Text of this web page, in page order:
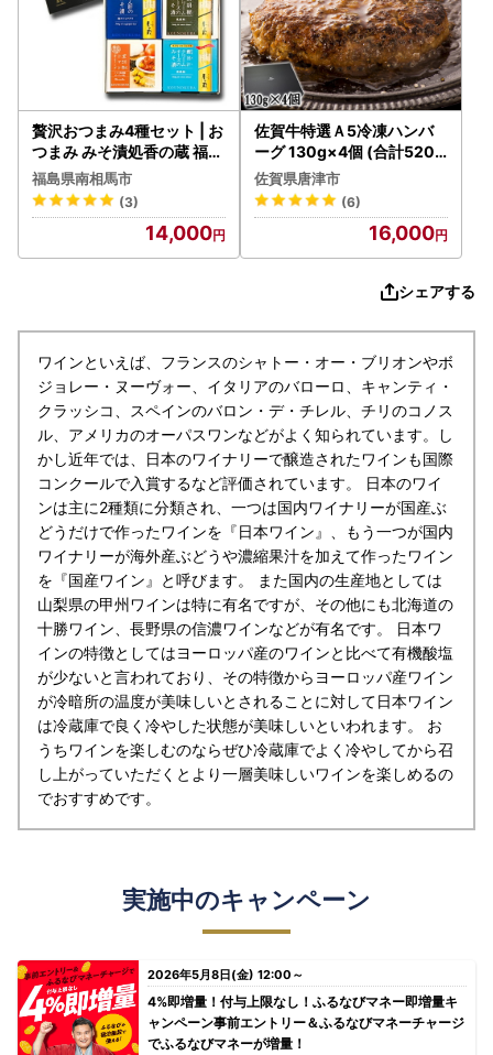
贅沢おつまみ4種セット | お
つまみ みそ漬処香の蔵 福島
県
福島県南相馬市
(3)
14,000
佐賀牛特選Ａ5冷凍ハンバ
ーグ 130g×4個 (合計520g
) ミニ和風たれ (30ml×1本)
ハンバーグ
佐賀県唐津市
(6)
16,000
シェアする
ワインといえば、フランスのシャトー・オー・ブリオンやボ
ジョレー・ヌーヴォー、イタリアのバローロ、キャンティ・
クラッシコ、スペインのバロン・デ・チレル、チリのコノス
ル、アメリカのオーパスワンなどがよく知られています。し
かし近年では、日本のワイナリーで醸造されたワインも国際
コンクールで入賞するなど評価されています。 日本のワイ
ンは主に2種類に分類され、一つは国内ワイナリーが国産ぶ
どうだけで作ったワインを『日本ワイン』、もう一つが国内
ワイナリーが海外産ぶどうや濃縮果汁を加えて作ったワイン
を『国産ワイン』と呼びます。 また国内の生産地としては
山梨県の甲州ワインは特に有名ですが、その他にも北海道の
十勝ワイン、長野県の信濃ワインなどが有名です。 日本ワ
インの特徴としてはヨーロッパ産のワインと比べて有機酸塩
が少ないと言われており、その特徴からヨーロッパ産ワイン
が冷暗所の温度が美味しいとされることに対して日本ワイン
は冷蔵庫で良く冷やした状態が美味しいといわれます。 お
うちワインを楽しむのならぜひ冷蔵庫でよく冷やしてから召
し上がっていただくとより一層美味しいワインを楽しめるの
でおすすめです。
実施中のキャンペーン
2026年5月8日(金) 12:00～
4%即増量！付与上限なし！ふるなびマネー即増量キ
ャンペーン事前エントリー＆ふるなびマネーチャージ
でふるなびマネーが増量！